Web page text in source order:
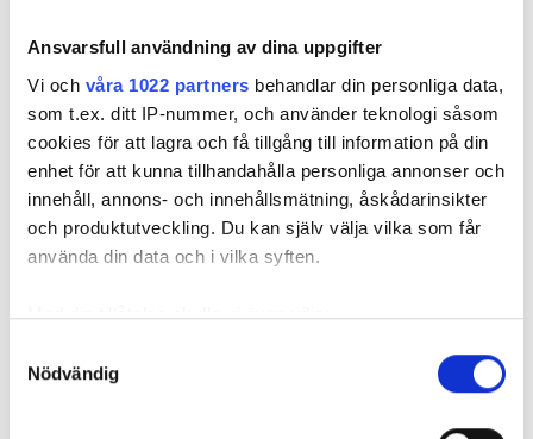
Ansvarsfull användning av dina uppgifter
Vi och våra 1022 partners behandlar din personliga data,
som t.ex. ditt IP-nummer, och använder teknologi såsom
cookies för att lagra och få tillgång till information på din
enhet för att kunna tillhandahålla personliga annonser och
innehåll, annons- och innehållsmätning, åskådarinsikter
och produktutveckling. Du kan själv välja vilka som får
använda din data och i vilka syften.
Med din tillåtelse skulle vi även vilja:
som kan ha en noggrannhet på upp till flera meter
Nödvändig
energirenovering. De har mer eller mindre klippt
fjärrvärmen och installerat en anläggning som tar
vara på all spillenergi i fastigheten och återvinner
den.
LÄS MER OM DET PROJEKTET HÄR
LÖSNINGEN BLEV 86 BORRHÅL: ”VI GÖR VÄRME AV
KYLANS RETURTEMPERATUR”
Systemet består bland annat av fyra